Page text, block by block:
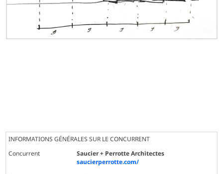
INFORMATIONS GÉNÉRALES SUR LE CONCURRENT
Concurrent
Saucier + Perrotte Architectes
saucierperrotte.com/